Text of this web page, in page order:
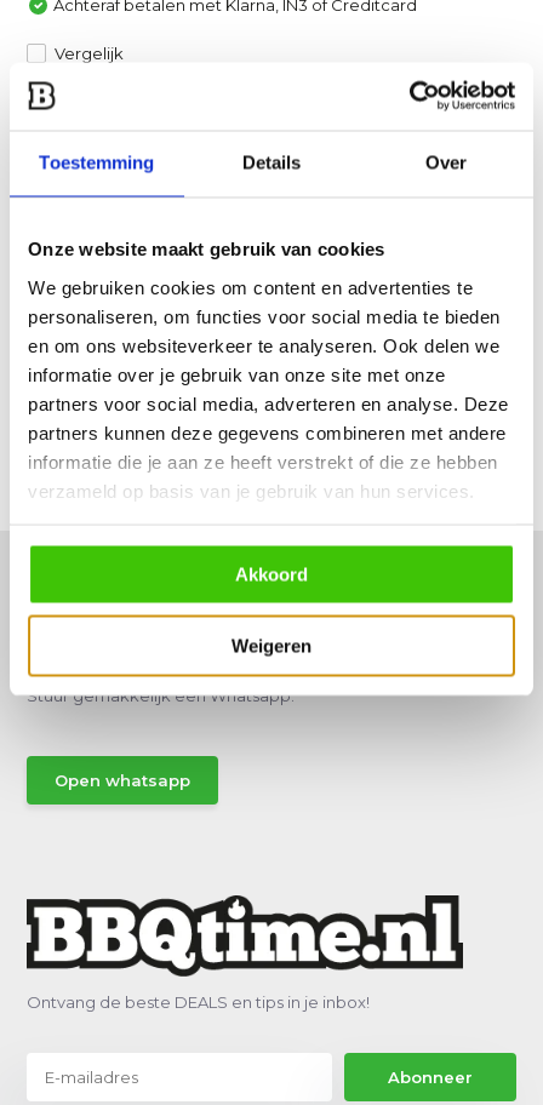
Toestemming Details Over
Onze website maakt gebruik van cookies
We gebruiken cookies om content en advertenties te
personaliseren, om functies voor social media te bieden
en om ons websiteverkeer te analyseren. Ook delen we
informatie over je gebruik van onze site met onze
partners voor social media, adverteren en analyse. Deze
partners kunnen deze gegevens combineren met andere
informatie die je aan ze heeft verstrekt of die ze hebben
verzameld op basis van je gebruik van hun services.
Akkoord
Weigeren
Achteraf betalen met Klarna, IN3 of Creditcard
Vergelijk
Een van onze specialisten helpt je graag verder!
Stuur ons een mail
Productomschrijving
Specificaties
Reviews
Delen
Hulp of advies nodig?
Stuur gemakkelijk een Whatsapp.
Open whatsapp
Ontvang de beste DEALS en tips in je inbox!
Abonneer